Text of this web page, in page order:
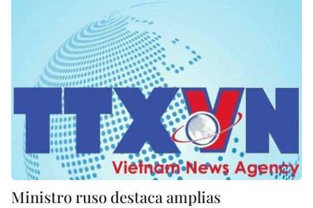
Ministro ruso destaca amplias